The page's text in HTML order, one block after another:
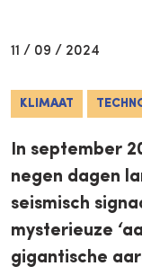
11 / 09 / 2024
KLIMAAT
In september
negen dagen
seismisch
mysterieuze
gigantische